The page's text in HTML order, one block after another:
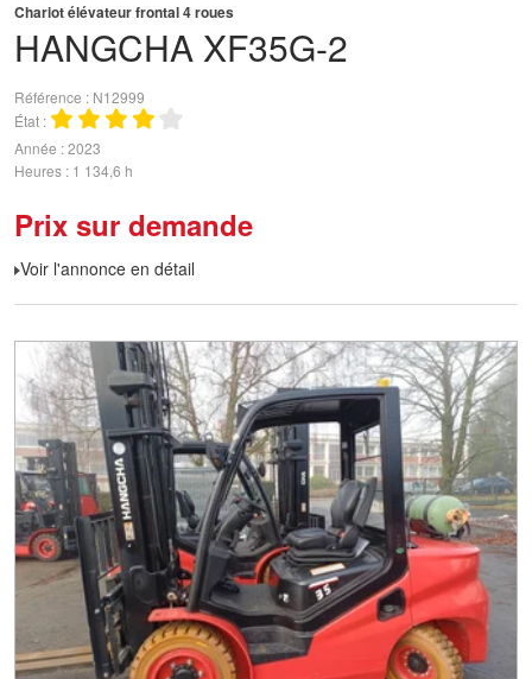
HANGCHA XF35G-2
Chariot élévateur frontal 4 roues
Référence
N12999
État
Année 2023
Heures 1 134,6 h
Prix sur demande
Voir l'annonce en détail